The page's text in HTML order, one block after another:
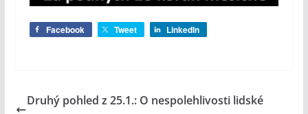
Facebook Tweet LinkedIn
Druhý pohled z 25.1.: O nespolehlivosti lidské